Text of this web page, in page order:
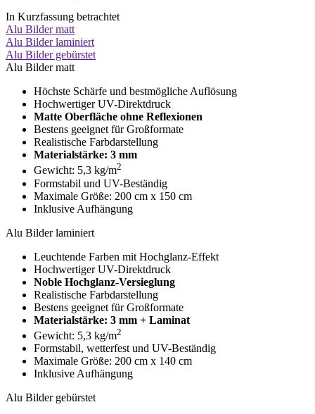
In Kurzfassung betrachtet
Alu Bilder matt
Alu Bilder laminiert
Alu Bilder gebürstet
Alu Bilder matt
Höchste Schärfe und bestmögliche Auflösung
Hochwertiger UV-Direktdruck
Matte Oberfläche ohne Reflexionen
Bestens geeignet für Großformate
Realistische Farbdarstellung
Materialstärke: 3 mm
Gewicht: 5,3 kg/m2
Formstabil und UV-Beständig
Maximale Größe: 200 cm x 150 cm
Inklusive Aufhängung
Alu Bilder laminiert
Leuchtende Farben mit Hochglanz-Effekt
Hochwertiger UV-Direktdruck
Noble Hochglanz-Versieglung
Realistische Farbdarstellung
Bestens geeignet für Großformate
Materialstärke: 3 mm + Laminat
Gewicht: 5,3 kg/m2
Formstabil, wetterfest und UV-Beständig
Maximale Größe: 200 cm x 140 cm
Inklusive Aufhängung
Alu Bilder gebürstet